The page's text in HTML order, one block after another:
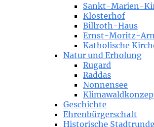
Sankt-Marien-
Klosterhof
Billroth-Haus
Ernst-Moritz-
Katholische
Natur und Erholung
Rugard
Raddas
Nonnensee
Geschichte
Ehrenbürgerschaft
Historische